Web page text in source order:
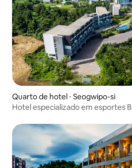
Quarto de hotel ⋅ Seogwipo-si
Hotel especializado em esportes